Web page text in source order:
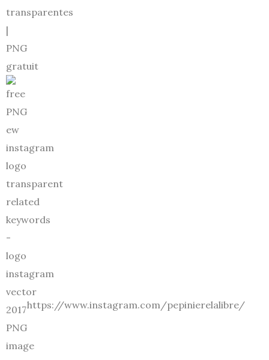
https://www.instagram.com/pepinierelalibre/